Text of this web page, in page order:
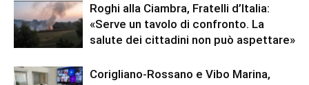
Roghi alla Ciambra, Fratelli d’Italia:
«Serve un tavolo di confronto. La
salute dei cittadini non può aspettare»
Corigliano-Rossano e Vibo Marina,